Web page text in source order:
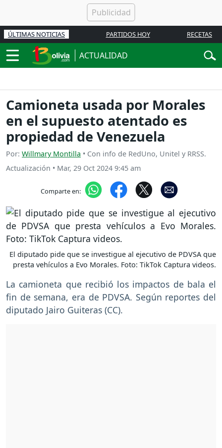
ÚLTIMAS NOTICIAS PARTIDOS HOY RECETAS
ACTUALIDAD
Camioneta usada por Morales
en el supuesto atentado es
propiedad de Venezuela
Por: Willmary Montilla • Con info de RedUno, Unitel y RRSS.
Actualización • Mar, 29 Oct 2024 9:45 am
Comparte en:
El diputado pide que se investigue al ejecutivo de PDVSA que
presta vehículos a Evo Morales. Foto: TikTok Captura videos.
La camioneta que recibió los impactos de bala el
fin de semana, era de PDVSA. Según reportes del
diputado Jairo Guiteras (CC).